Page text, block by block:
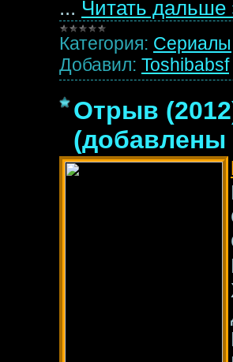
... Читать дальше
Категория: Сериалы
Добавил: Toshibabsf
Отрыв
(добавлены